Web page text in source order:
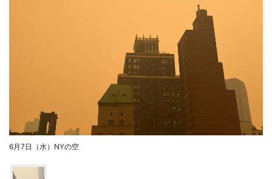
6月7日（水）NYの空